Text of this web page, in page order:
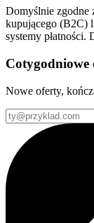
Domyślnie zgodne
kupującego (B2C)
systemy płatności.
Cotygodniowe
Nowe oferty,